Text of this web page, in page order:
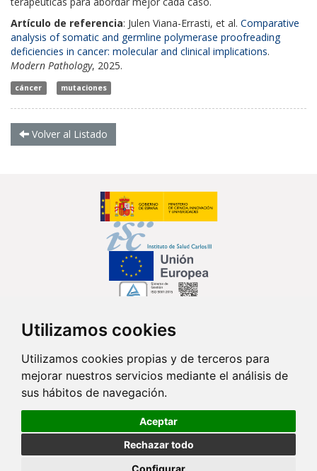
Utilizamos cookies
Utilizamos cookies propias y de terceros para
mejorar nuestros servicios mediante el análisis de
sus hábitos de navegación.
Aceptar
Rechazar todo
Configurar
Artículo de referencia: Julen Viana-Errasti, et al. Comparative
analysis of somatic and germline polymerase proofreading
deficiencies in cancer: molecular and clinical implications.
Modern Pathology, 2025.
cáncer mutaciones
Volver al Listado
Síguenos en...
Contacto
Av. Monforte de Lemos, 3-5. Pabellón 11. Planta 0 28029 Madrid
info@ciberisciii.es
Política de Privacidad